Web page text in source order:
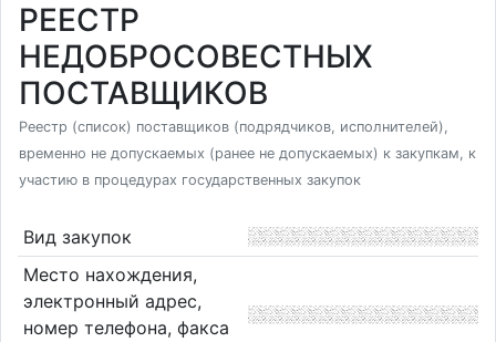
РЕЕСТР
НЕДОБРОСОВЕСТНЫХ
ПОСТАВЩИКОВ
Реестр (список) поставщиков (подрядчиков, исполнителей),
временно не допускаемых (ранее не допускаемых) к закупкам, к
участию в процедурах государственных закупок
Вид закупок
Место нахождения,
электронный адрес,
номер телефона, факса